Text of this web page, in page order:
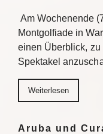
Am Wochenende
Montgolfiade in
einen Überblick,
Spektakel
Weiterlesen
Aruba und